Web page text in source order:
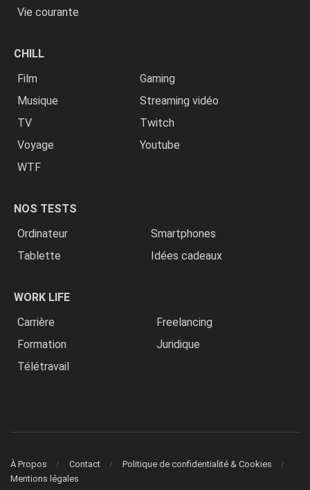
Vie courante
CHILL
Film
Gaming
Musique
Streaming vidéo
TV
Twitch
Voyage
Youtube
WTF
NOS TESTS
Ordinateur
Smartphones
Tablette
Idées cadeaux
WORK LIFE
Carrière
Freelancing
Formation
Juridique
Télétravail
À Propos Contact
Politique de confidentialité & Cookies
Mentions légales